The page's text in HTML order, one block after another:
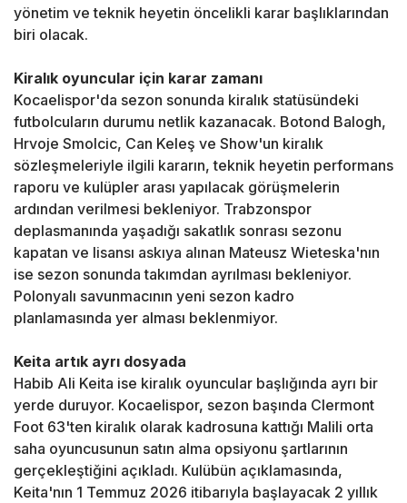
yönetim ve teknik heyetin öncelikli karar başlıklarından
biri olacak.
Kiralık oyuncular için karar zamanı
Kocaelispor'da sezon sonunda kiralık statüsündeki
futbolcuların durumu netlik kazanacak. Botond Balogh,
Hrvoje Smolcic, Can Keleş ve Show'un kiralık
sözleşmeleriyle ilgili kararın, teknik heyetin performans
raporu ve kulüpler arası yapılacak görüşmelerin
ardından verilmesi bekleniyor. Trabzonspor
deplasmanında yaşadığı sakatlık sonrası sezonu
kapatan ve lisansı askıya alınan Mateusz Wieteska'nın
ise sezon sonunda takımdan ayrılması bekleniyor.
Polonyalı savunmacının yeni sezon kadro
planlamasında yer alması beklenmiyor.
Keita artık ayrı dosyada
Habib Ali Keita ise kiralık oyuncular başlığında ayrı bir
yerde duruyor. Kocaelispor, sezon başında Clermont
Foot 63'ten kiralık olarak kadrosuna kattığı Malili orta
saha oyuncusunun satın alma opsiyonu şartlarının
gerçekleştiğini açıkladı. Kulübün açıklamasında,
Keita'nın 1 Temmuz 2026 itibarıyla başlayacak 2 yıllık